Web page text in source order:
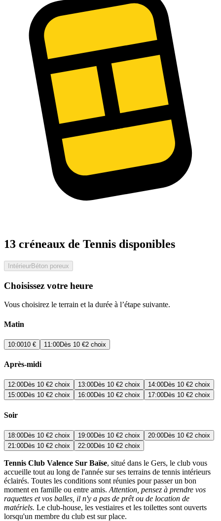
13 créneaux de Tennis disponibles
IntérieurBéton poreux
Choisissez votre heure
Vous choisirez le terrain et la durée à l’étape suivante.
Matin
10:0010 € 11:00Dès 10 €2 choix
Après-midi
12:00Dès 10 €2 choix 13:00Dès 10 €2 choix 14:00Dès 10 €2 choix
15:00Dès 10 €2 choix 16:00Dès 10 €2 choix 17:00Dès 10 €2 choix
Soir
18:00Dès 10 €2 choix 19:00Dès 10 €2 choix 20:00Dès 10 €2 choix
21:00Dès 10 €2 choix 22:00Dès 10 €2 choix
Tennis Club Valence Sur Baïse, situé dans le Gers, le club vous
accueille tout au long de l'année sur ses terrains de tennis intérieurs
éclairés. Toutes les conditions sont réunies pour passer un bon
moment en famille ou entre amis. Attention, pensez à prendre vos
raquettes et vos balles, il n'y a pas de prêt ou de location de
matériels. Le club-house, les vestiaires et les toilettes sont ouverts
lorsqu'un membre du club est sur place.